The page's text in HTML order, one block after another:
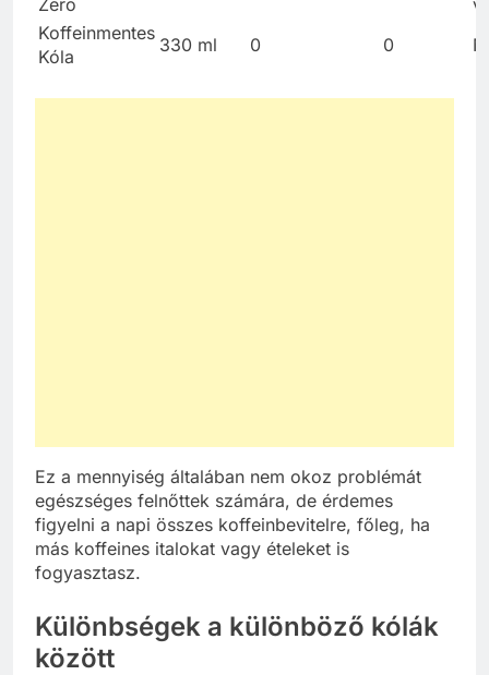
Koffeinmentes
Kóla
330 ml 0 0
Ez a mennyiség általában nem okoz problémát
egészséges felnőttek számára, de érdemes
figyelni a napi összes koffeinbevitelre, főleg, ha
más koffeines italokat vagy ételeket is
fogyasztasz.
Különbségek a különböző kólák
között